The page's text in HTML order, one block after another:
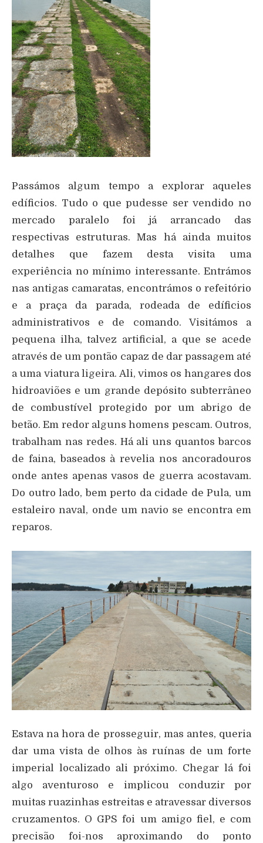
Passámos algum tempo a explorar aqueles
edíficios. Tudo o que pudesse ser vendido no
mercado paralelo foi já arrancado das
respectivas estruturas. Mas há ainda muitos
detalhes que fazem desta visita uma
experiência no mínimo interessante. Entrámos
nas antigas camaratas, encontrámos o refeitório
e a praça da parada, rodeada de edíficios
administrativos e de comando. Visitámos a
pequena ilha, talvez artificial, a que se acede
através de um pontão capaz de dar passagem até
a uma viatura ligeira. Ali, vimos os hangares dos
hidroaviões e um grande depósito subterrâneo
de combustível protegido por um abrigo de
betão. Em redor alguns homens pescam. Outros,
trabalham nas redes. Há ali uns quantos barcos
de faina, baseados à revelia nos ancoradouros
onde antes apenas vasos de guerra acostavam.
Do outro lado, bem perto da cidade de Pula, um
estaleiro naval, onde um navio se encontra em
reparos.
Estava na hora de prosseguir, mas antes, queria
dar uma vista de olhos às ruínas de um forte
imperial localizado ali próximo. Chegar lá foi
algo aventuroso e implicou conduzir por
muitas ruazinhas estreitas e atravessar diversos
cruzamentos. O GPS foi um amigo fiel, e com
precisão foi-nos aproximando do ponto